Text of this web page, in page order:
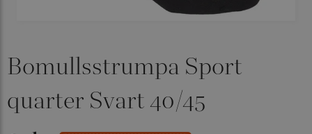
Bomullsstrumpa Sport
quarter Svart 40/45